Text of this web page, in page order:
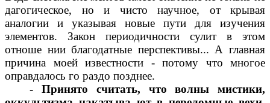
дагогическое, но и чисто научное, от крывая
аналогии и указывая новые пути для изучения
элементов. Закон периодичности сулит в этом
отноше нии благодатные перспективы... А главная
причина моей известности - потому что многое
оправдалось го раздо позднее.
- Принято считать, что волны мистики,